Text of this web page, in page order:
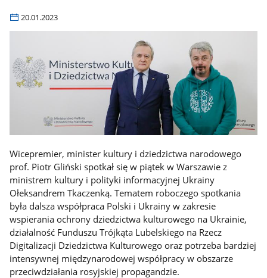
20.01.2023
Wicepremier, minister kultury i dziedzictwa narodowego
prof. Piotr Gliński spotkał się w piątek w Warszawie z
ministrem kultury i polityki informacyjnej Ukrainy
Ołeksandrem Tkaczenką. Tematem roboczego spotkania
była dalsza współpraca Polski i Ukrainy w zakresie
wspierania ochrony dziedzictwa kulturowego na Ukrainie,
działalność Funduszu Trójkąta Lubelskiego na Rzecz
Digitalizacji Dziedzictwa Kulturowego oraz potrzeba bardziej
intensywnej międzynarodowej współpracy w obszarze
przeciwdziałania rosyjskiej propagandzie.